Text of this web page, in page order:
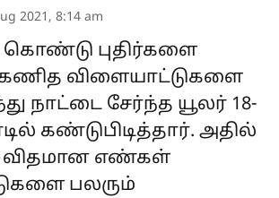
2021, 8:14 am
புதிர்களை
விளையாட்டுகளை
நாட்டை சேர்ந்த யூலர் 18-
கண்டுபிடித்தார். அதில்
விதமான எண்கள்
பலரும்